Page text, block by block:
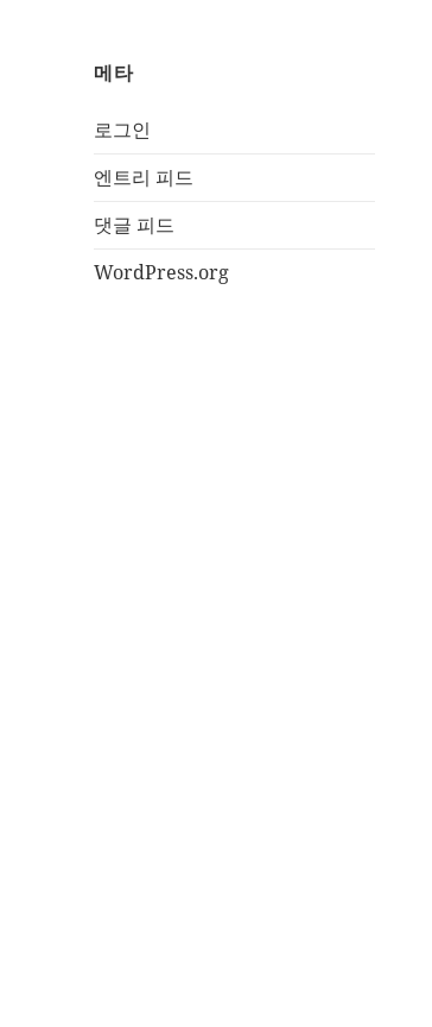
메타
로그인
엔트리 피드
댓글 피드
WordPress.org